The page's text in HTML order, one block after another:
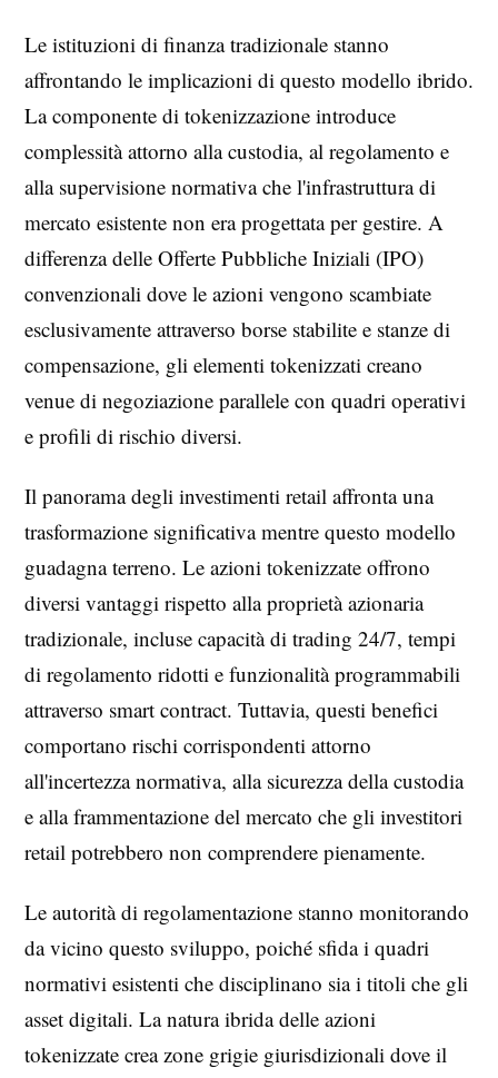
Le istituzioni di finanza tradizionale stanno
affrontando le implicazioni di questo modello ibrido.
La componente di tokenizzazione introduce
complessità attorno alla custodia, al regolamento e
alla supervisione normativa che l'infrastruttura di
mercato esistente non era progettata per gestire. A
differenza delle Offerte Pubbliche Iniziali (IPO)
convenzionali dove le azioni vengono scambiate
esclusivamente attraverso borse stabilite e stanze di
compensazione, gli elementi tokenizzati creano
venue di negoziazione parallele con quadri operativi
e profili di rischio diversi.
Il panorama degli investimenti retail affronta una
trasformazione significativa mentre questo modello
guadagna terreno. Le azioni tokenizzate offrono
diversi vantaggi rispetto alla proprietà azionaria
tradizionale, incluse capacità di trading 24/7, tempi
di regolamento ridotti e funzionalità programmabili
attraverso smart contract. Tuttavia, questi benefici
comportano rischi corrispondenti attorno
all'incertezza normativa, alla sicurezza della custodia
e alla frammentazione del mercato che gli investitori
retail potrebbero non comprendere pienamente.
Le autorità di regolamentazione stanno monitorando
da vicino questo sviluppo, poiché sfida i quadri
normativi esistenti che disciplinano sia i titoli che gli
asset digitali. La natura ibrida delle azioni
tokenizzate crea zone grigie giurisdizionali dove il